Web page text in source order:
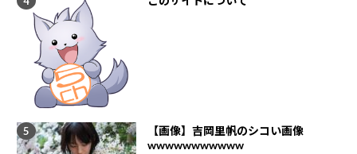
【画像】吉岡里帆のシコい画像
wwwwwwwwwww